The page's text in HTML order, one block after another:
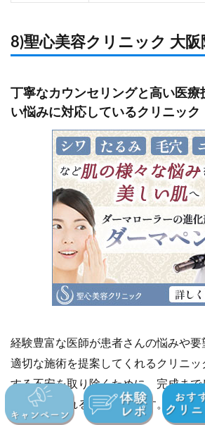
8)聖心美容クリニック 大阪
丁寧なカウンセリングと高い医
い悩みに対応しているクリニック
経験豊富な医師が患者さんの悩みや要
適切な施術を提案してくれるクリニッ
する不安を取り除くために、完成ま
を行ってくれるとのことです。